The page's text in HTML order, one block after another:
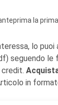
la
lo puoi
seguendo le
in